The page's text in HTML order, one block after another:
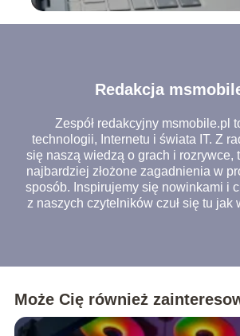
Redakcja
Zespół redakcyjny msmobile.pl
technologii, Internetu i świata IT. Z
się naszą wiedzą o grach i rozrywce,
najbardziej złożone zagadnienia w
sposób. Inspirujemy się nowinkami i
z naszych czytelników czuł się tu jak
Może Cię również